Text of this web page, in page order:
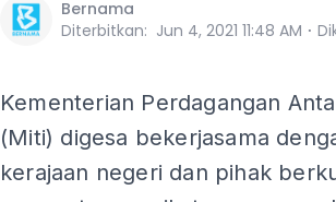
Bernama
Diterbitkan: Jun 4, 2021 11:48 AM ⋅
Kementerian Perdagangan
(Miti) digesa bekerjasama
kerajaan negeri dan pihak